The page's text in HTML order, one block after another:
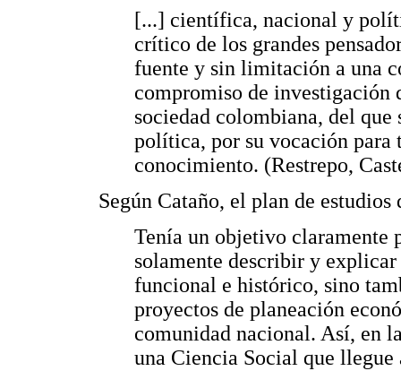
[...] científica, nacional y
crítico de los grandes
fuente y sin limitación a una
compromiso de investigación
sociedad colombiana, del
política, por su vocación para
conocimiento. (Restrepo,
Según Cataño, el plan de estudios
Tenía un objetivo claramente
solamente describir y
funcional e histórico, sino
proyectos de planeación
comunidad nacional. Así, en
una Ciencia Social que llegue